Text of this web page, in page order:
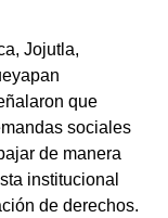
Jojutla,
que
sociales
de manera
institucional
de derechos.